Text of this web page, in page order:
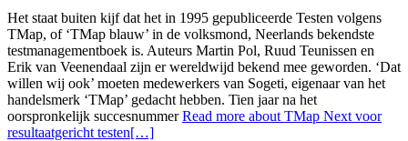
Het staat buiten kijf dat het in 1995 ge­pu­bli­ceer­de Testen volgens
TMap, of ‘TMap blauw’ in de volksmond, Neerlands bekendste
test­mana­gement­boek is. Auteurs Martin Pol, Ruud Teu­nissen en
Erik van Veenen­daal zijn er wereld­wijd bekend mee geworden. ‘Dat
willen wij ook’ moeten mede­werkers van Sogeti, eigenaar van het
handelsmerk ‘TMap’ gedacht hebben. Tien jaar na het
oorspronkelijk succesnummerRead more about TMap Next voor
resultaatgericht testen[…]